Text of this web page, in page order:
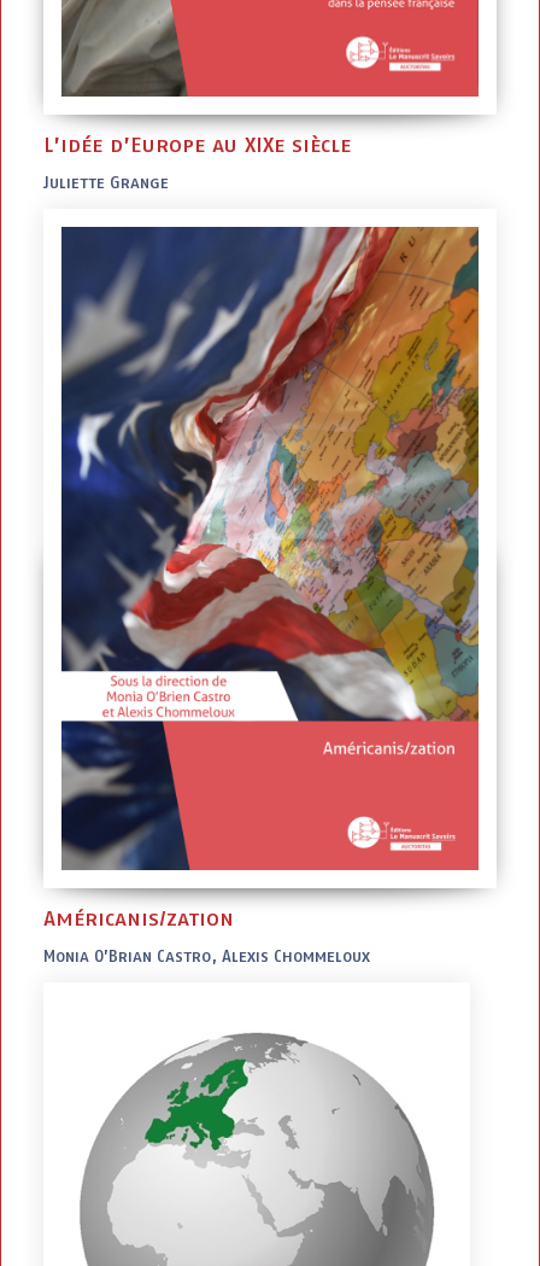
L’idée d’Europe au XIXe siècle
Juliette Grange
Américanis/zation
Monia O’Brian Castro, Alexis Chommeloux